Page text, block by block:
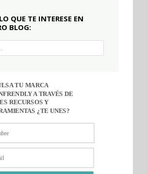
QUE TE INTERESE EN
BLOG:
TU MARCA
A TRAVÉS DE
RECURSOS Y
¿TE UNES?